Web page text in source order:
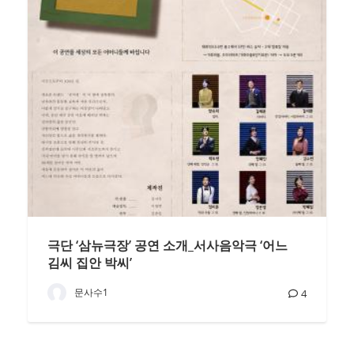
극단 ‘삼뉴극장’ 공연 소개_서사음악극 ‘어느
김씨 집안 박씨’
문사수1 4